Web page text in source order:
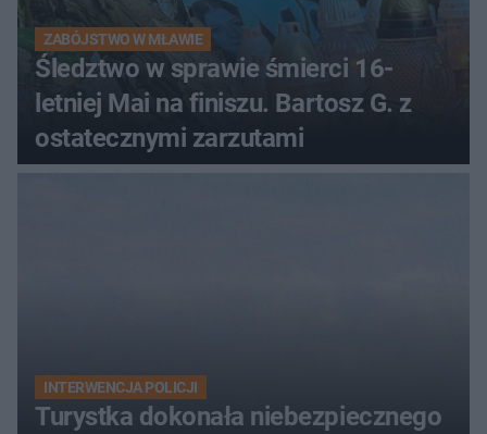
ZABÓJSTWO W MŁAWIE
Śledztwo w sprawie śmierci 16-
letniej Mai na finiszu. Bartosz G. z
ostatecznymi zarzutami
INTERWENCJA POLICJI
Turystka dokonała niebezpiecznego